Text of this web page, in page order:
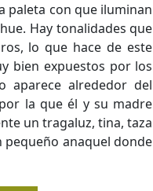
paleta con que iluminan
Hay tonalidades que
lo que hace de este
bien expuestos por los
aparece alrededor del
la que él y su madre
un tragaluz, tina, taza
pequeño anaquel donde